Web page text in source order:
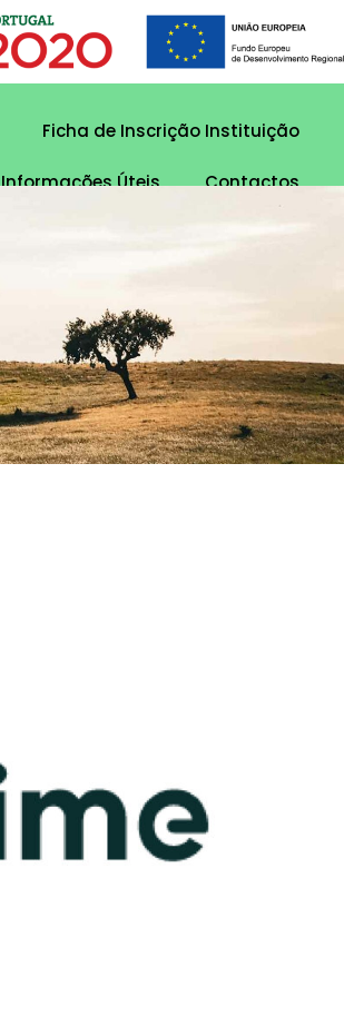
Ficha de Inscrição Instituição
Informações Úteis Contactos